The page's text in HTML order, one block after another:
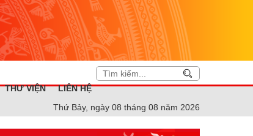
THƯ VIỆN
LIÊN HỆ
Thứ Bảy, ngày 08 tháng 08 năm 2026